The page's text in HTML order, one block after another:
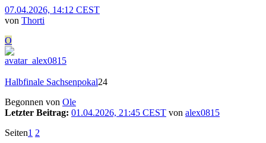
07.04.2026, 14:12 CEST
von Thorti
O
Halbfinale Sachsenpokal24
Begonnen von Ole
Letzter Beitrag: 01.04.2026, 21:45 CEST von alex0815
Seiten1 2